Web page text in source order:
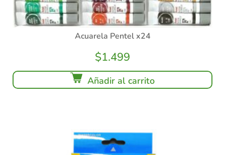
Acuarela Pentel x24
$1.499
Añadir al carrito